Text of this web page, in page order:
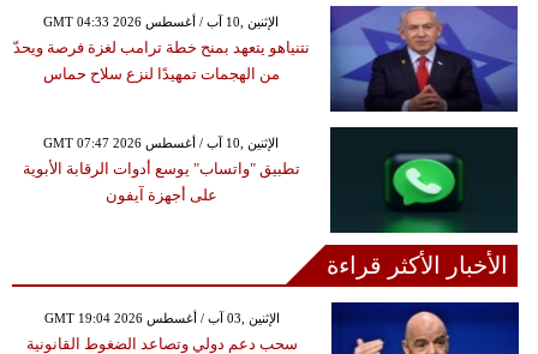
GMT 04:33 2026 الإثنين ,10 آب / أغسطس
نتنياهو يتعهد بمنح خطة ترامب لغزة فرصة ويحدّ
من الهجمات تمهيدًا لنزع سلاح حماس
GMT 07:47 2026 الإثنين ,10 آب / أغسطس
تطبيق "واتساب" يوسع أدوات الرقابة الأبوية
على أجهزة آيفون
الأخبار الأكثر قراءة
GMT 19:04 2026 الإثنين ,03 آب / أغسطس
سحب دعم دولي وتصاعد الضغوط القانونية